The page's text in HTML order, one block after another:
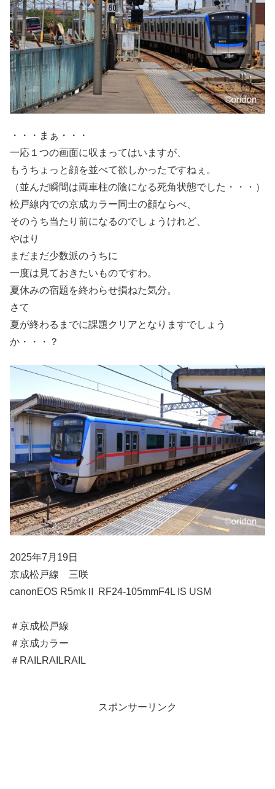
・・・まぁ・・・
一応１つの画面に収まってはいますが、
もうちょっと顔を並べて欲しかったですねぇ。
（並んだ瞬間は両車柱の陰になる死角状態でした・・・）
松戸線内での京成カラー同士の顔ならべ、
そのうち当たり前になるのでしょうけれど、
やはり
まだまだ少数派のうちに
一度は見ておきたいものですわ。
夏休みの宿題を終わらせ損ねた気分。
さて
夏が終わるまでに課題クリアとなりますでしょう
か・・・？
2025年7月19日
京成松戸線 三咲
canonEOS R5mkⅡ RF24-105mmF4L IS USM
＃京成松戸線
＃京成カラー
＃RAILRAILRAIL
スポンサーリンク